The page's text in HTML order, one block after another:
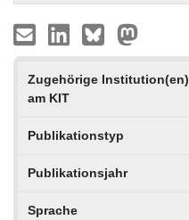
Zugehörige Institution(en)
am KIT
Publikationstyp
Publikationsjahr
Sprache